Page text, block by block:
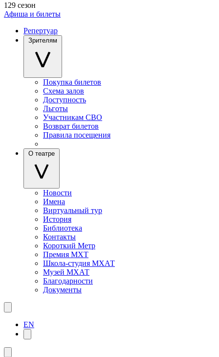
129 сезон
Афиша и билеты
Репертуар
Зрителям
Покупка билетов
Схема залов
Доступность
Льготы
Участникам СВО
Возврат билетов
Правила посещения
О театре
Новости
Имена
Виртуальный тур
История
Библиотека
Контакты
Короткий Метр
Премия МХТ
Школа-студия МХАТ
Музей МХАТ
Благодарности
Документы
EN